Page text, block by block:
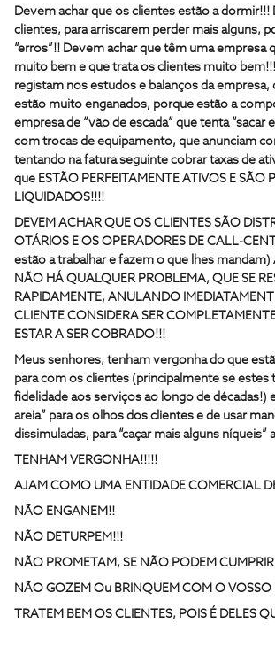
Devem achar que os clientes estão a
clientes, para arriscarem perder mais alguns,
“erros”!! Devem achar que têm uma empresa
muito bem e que trata os clientes muito
registam nos estudos e balanços da empresa,
estão muito enganados, porque estão a
empresa de “vão de escada” que tenta “sacar
com trocas de equipamento, que anunciam
tentando na fatura seguinte cobrar taxas de
que ESTÃO PERFEITAMENTE ATIVOS E SÃO
LIQUIDADOS!!!!
DEVEM ACHAR QUE OS CLIENTES SÃO
OTÁRIOS E OS OPERADORES DE CALL-
estão a trabalhar e fazem o que lhes mandam)
NÃO HÁ QUALQUER PROBLEMA, QUE SE
RAPIDAMENTE, ANULANDO
CLIENTE CONSIDERA SER
ESTAR A SER COBRADO!!!
Meus senhores, tenham vergonha do que
para com os clientes (principalmente se
fidelidade aos serviços ao longo de décadas!)
areia” para os olhos dos clientes e de usar
dissimuladas, para “caçar mais alguns níqueis”
TENHAM VERGONHA!!!!!
AJAM COMO UMA ENTIDADE COMERCIAL
NÃO ENGANEM!!
NÃO DETURPEM!!!
NÃO PROMETAM, SE NÃO PODEM
NÃO GOZEM Ou BRINQUEM COM O VOSSO
TRATEM BEM OS CLIENTES, POIS É DELES